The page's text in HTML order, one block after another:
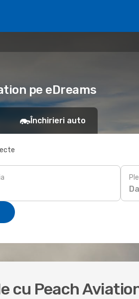
pe eDreams
Închirieri auto
cu Peach